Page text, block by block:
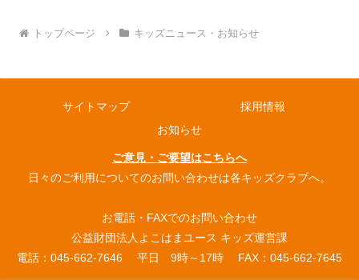
トップページ キッズニュース・お知らせ
サイトマップ
採用情報
お知らせ
ご意見・ご要望はこちらへ
日々のご利用についてのお問い合わせは各キッズクラブへ。
お電話・FAXでのお問い合わせ
公益財団法人よこはまユース キッズ運営課
電話：045-662-7646 平日 9時～17時 FAX：045-662-7645